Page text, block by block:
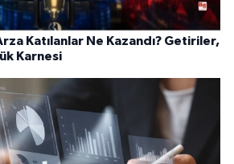
Katılanlar Ne Kazandı? Getiriler,
Karnesi